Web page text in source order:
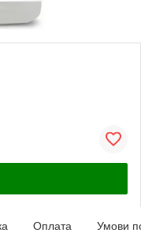
Оплата Умови